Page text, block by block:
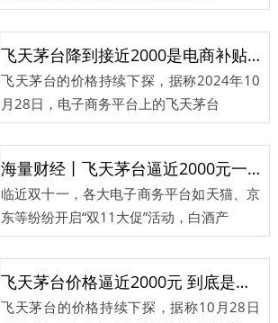
飞天茅台降到接近2000是电商补贴狠还是价格不坚挺｜热财经
飞天茅台的价格持续下探，据称2024年10
月28日，电子商务平台上的飞天茅台
海量财经丨飞天茅台逼近2000元一瓶 茅台1935暂停申购
临近双十一，各大电子商务平台如天猫、京
东等纷纷开启“双11大促”活动，白酒产
飞天茅台价格逼近2000元 到底是电商补贴狠还是价格不坚挺
飞天茅台的价格持续下探，据称10月28日